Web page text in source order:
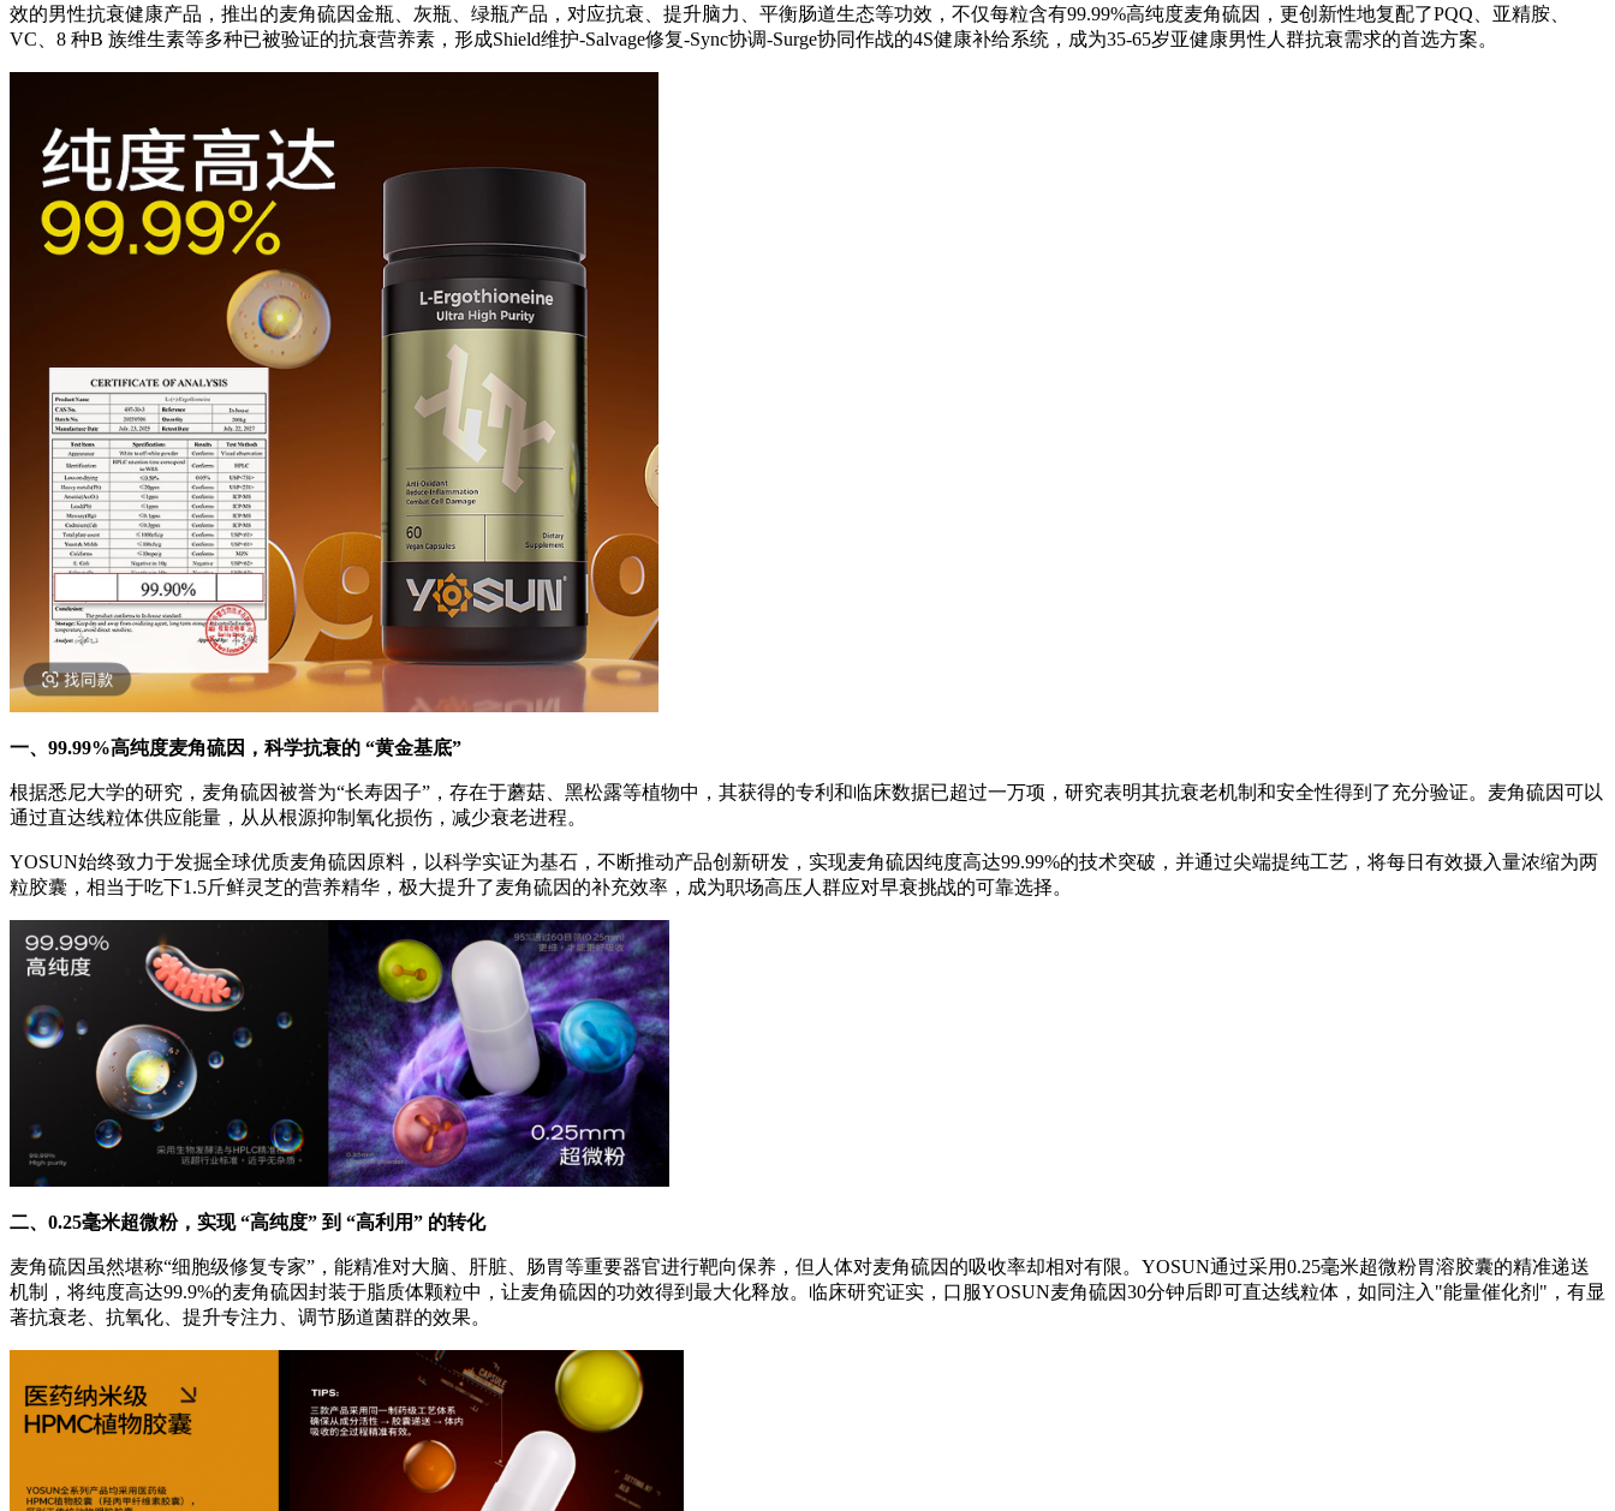
效的男性抗衰健康产品，推出的麦角硫因金瓶、灰瓶、绿瓶产品，对应抗衰、提升脑力、平衡肠道生态等功效，不仅每粒含有99.99%高纯度麦角硫因，更创新性地复配了PQQ、亚精胺、
VC、8 种B 族维生素等多种已被验证的抗衰营养素，形成Shield维护-Salvage修复-Sync协调-Surge协同作战的4S健康补给系统，成为35-65岁亚健康男性人群抗衰需求的首选方案。
一、99.99%高纯度麦角硫因 ， 科学抗衰的 “黄金基底”
根据悉尼大学的研究，麦角硫因被誉为“长寿因子”，存在于蘑菇、黑松露等植物中，其获得的专利和临床数据已超过一万项，研究表明其抗衰老机制和安全性得到了充分验证。麦角硫因可以
通过直达线粒体供应能量，从从根源抑制氧化损伤，减少衰老进程。
YOSUN始终致力于发掘全球优质麦角硫因原料，以科学实证为基石，不断推动产品创新研发，实现麦角硫因纯度高达99.99%的技术突破，并通过尖端提纯工艺，将每日有效摄入量浓缩为两
粒胶囊，相当于吃下1.5斤鲜灵芝的营养精华，极大提升了麦角硫因的补充效率，成为职场高压人群应对早衰挑战的可靠选择。
二、 0.25毫米超微粉， 实现 “高纯度” 到 “高利用” 的转化
麦角硫因虽然堪称“细胞级修复专家”，能精准对大脑、肝脏、肠胃等重要器官进行靶向保养，但人体对麦角硫因的吸收率却相对有限。YOSUN通过采用0.25毫米超微粉胃溶胶囊的精准递送
机制，将纯度高达99.9%的麦角硫因封装于脂质体颗粒中，让麦角硫因的功效得到最大化释放。临床研究证实，口服YOSUN麦角硫因30分钟后即可直达线粒体，如同注入"能量催化剂"，有显
著抗衰老、抗氧化、提升专注力、调节肠道菌群的效果。